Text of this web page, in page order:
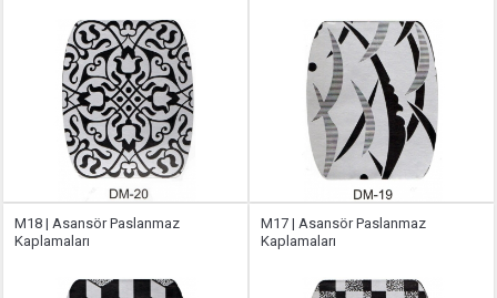
M18 | Asansör Paslanmaz
Kaplamaları
M17 | Asansör Paslanmaz
Kaplamaları